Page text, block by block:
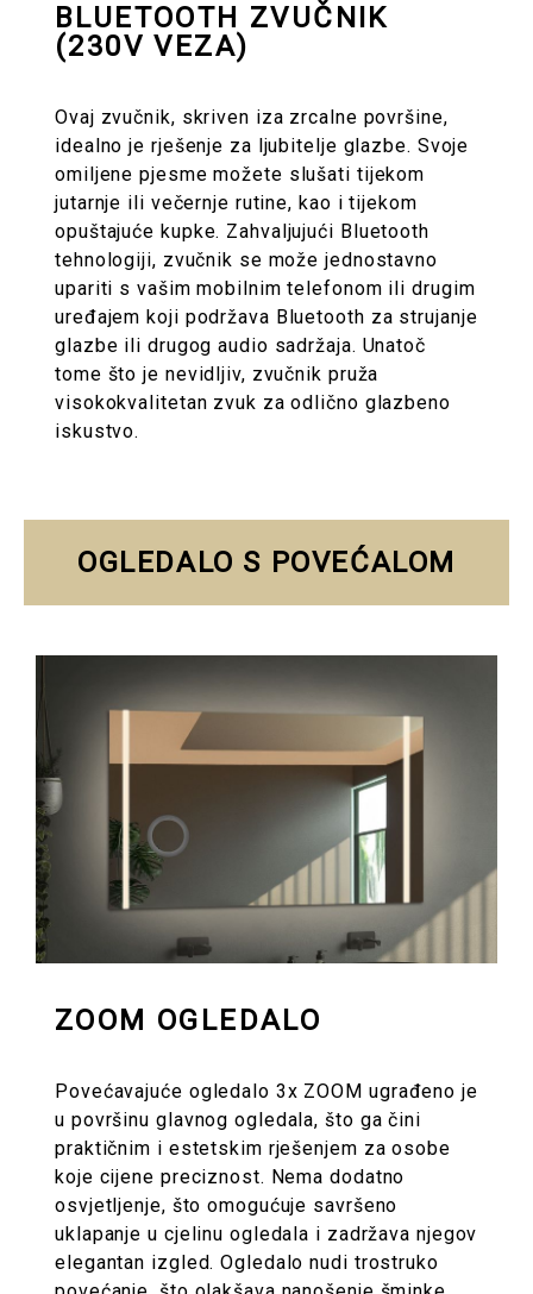
BLUETOOTH ZVUČNIK
(230V VEZA)
Ovaj zvučnik, skriven iza zrcalne površine,
idealno je rješenje za ljubitelje glazbe. Svoje
omiljene pjesme možete slušati tijekom
jutarnje ili večernje rutine, kao i tijekom
opuštajuće kupke. Zahvaljujući Bluetooth
tehnologiji, zvučnik se može jednostavno
upariti s vašim mobilnim telefonom ili drugim
uređajem koji podržava Bluetooth za strujanje
glazbe ili drugog audio sadržaja. Unatoč
tome što je nevidljiv, zvučnik pruža
visokokvalitetan zvuk za odlično glazbeno
iskustvo.
OGLEDALO S POVEĆALOM
ZOOM OGLEDALO
Povećavajuće ogledalo 3x ZOOM ugrađeno je
u površinu glavnog ogledala, što ga čini
praktičnim i estetskim rješenjem za osobe
koje cijene preciznost. Nema dodatno
osvjetljenje, što omogućuje savršeno
uklapanje u cjelinu ogledala i zadržava njegov
elegantan izgled. Ogledalo nudi trostruko